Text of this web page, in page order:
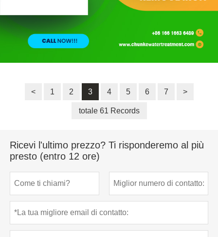
< 1 2 3 4 5 6 7 >
totale 61 Records
Ricevi l'ultimo prezzo? Ti risponderemo al più
presto (entro 12 ore)